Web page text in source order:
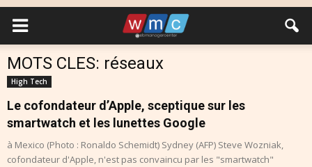
MOTS CLES: réseaux
High Tech
Le cofondateur d’Apple, sceptique sur les
smartwatch et les lunettes Google
à Mexico (Photo : Ronaldo Schemidt) Sydney (AFP) Steve Wozniak,
cofondateur d'Apple, n'est pas convaincu par les "smartwatch"